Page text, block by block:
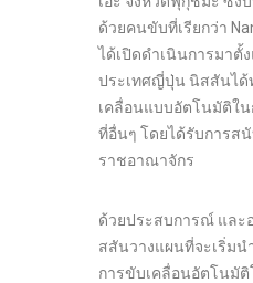
ด้วยคนขับที่เรียกว่า
ได้เปิดดำเนินการมา
ประเทศญี่ปุ่น นิสสันได้
เคลื่อนแบบอัตโนมัติใ
ที่อื่นๆ โดยได้รับการส
ราชอาณาจักร
ด้วยประสบการณ์ และ
สสันวางแผนที่จะเริ่มน
การขับเคลื่อนอัตโนมัติ